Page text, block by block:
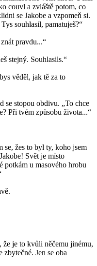
couvl a zvláště potom, co
se Jakobe a vzpomeň si.
souhlasil, pamatuješ?“
pravdu...“
stejný. Souhlasils.“
věděl, jak tě za to
se stopou obdivu. „To chce
Při tvém způsobu života...“
žes to byl ty, koho jsem
Svět je místo
potkám u masového hrobu
je to kvůli něčemu jinému,
Jen se oba